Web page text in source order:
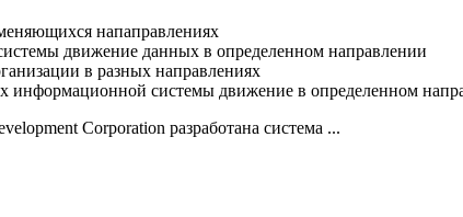
напаправлениях
движение данных в определенном направлении
в разных направлениях
информационной системы движение в определенном
Corporation разработана система ...